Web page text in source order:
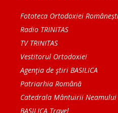
Fototeca Ortodoxiei
Radio TRINITAS
TV TRINITAS
Vestitorul Ortodoxiei
Agenţia de ştiri BASILICA
Patriarhia Română
Catedrala Mântuirii Neamului
BASILICA Travel